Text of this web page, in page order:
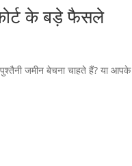
के बड़े फैसले
जमीन बेचना चाहते हैं? या आपके